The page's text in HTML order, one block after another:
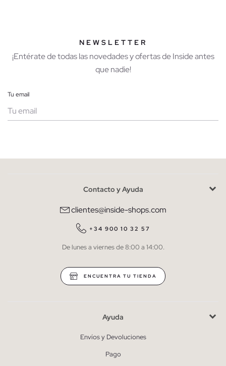
NEWSLETTER
¡Entérate de todas las novedades y ofertas de Inside antes
que nadie!
Tu email
He leído y entiendo lapolítica de privacidad
QUIERO SUSCRIBIRME
* Puedes cancelar la suscripción en cualquier momento.
Contacto y Ayuda
clientes@inside-shops.com
+34 900 10 32 57
De lunes a viernes de 8:00 a 14:00.
ENCUENTRA TU TIENDA
Ayuda
Envíos y Devoluciones
Pago